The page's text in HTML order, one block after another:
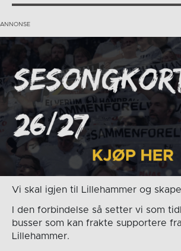
Vi skal igjen til Lillehammer og
I den forbindelse så setter vi som
busser som kan frakte supportere
Lillehammer.